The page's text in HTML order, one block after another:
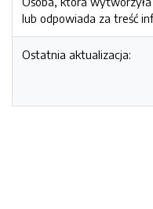
lub odpowiada za treść
Ostatnia aktualizacja: